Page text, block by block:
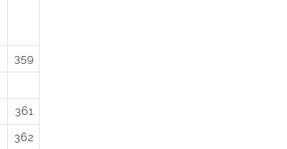
359
361
362